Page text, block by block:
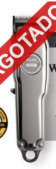
$1.349.000.